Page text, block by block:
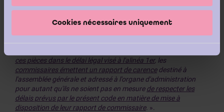
Cookies nécessaires uniquement
d'administration de la sociétéleur remet les pièces,un moisou,
dans les sociétés cotées, quarante-cinq jours
avant la date
prévue pour l'assemblée générale
ces pièces dans le délai légal visé à l'alinéa 1er, les
commissaires émettent un rapport de carencedestiné à
l'assemblée générale et adressé à l'organe d'administration
pour autant qu'ils ne soient pas en mesurede respecter les
délais prévus par le présent code en matière de mise à
disposition de leur rapport de commissaire. ».